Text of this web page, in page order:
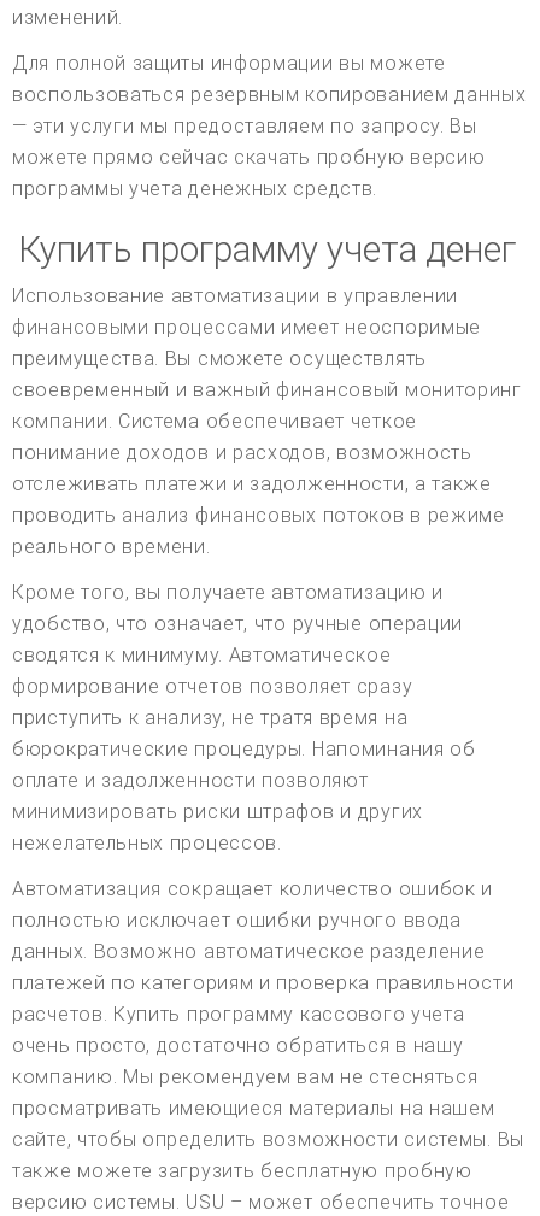
изменений.
Для полной защиты информации вы можете
воспользоваться резервным копированием данных
— эти услуги мы предоставляем по запросу. Вы
можете прямо сейчас скачать пробную версию
программы учета денежных средств.
Купить программу учета денег
Использование автоматизации в управлении
финансовыми процессами имеет неоспоримые
преимущества. Вы сможете осуществлять
своевременный и важный финансовый мониторинг
компании. Система обеспечивает четкое
понимание доходов и расходов, возможность
отслеживать платежи и задолженности, а также
проводить анализ финансовых потоков в режиме
реального времени.
Кроме того, вы получаете автоматизацию и
удобство, что означает, что ручные операции
сводятся к минимуму. Автоматическое
формирование отчетов позволяет сразу
приступить к анализу, не тратя время на
бюрократические процедуры. Напоминания об
оплате и задолженности позволяют
минимизировать риски штрафов и других
нежелательных процессов.
Автоматизация сокращает количество ошибок и
полностью исключает ошибки ручного ввода
данных. Возможно автоматическое разделение
платежей по категориям и проверка правильности
расчетов. Купить программу кассового учета
очень просто, достаточно обратиться в нашу
компанию. Мы рекомендуем вам не стесняться
просматривать имеющиеся материалы на нашем
сайте, чтобы определить возможности системы. Вы
также можете загрузить бесплатную пробную
версию системы. USU – может обеспечить точное